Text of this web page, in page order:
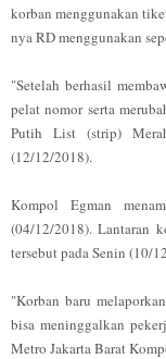
korban menggunakan
nya RD menggunakan
"Setelah berhasil
pelat nomor serta
Putih List (strip)
(12/12/2018).
Kompol Egman
(04/12/2018). Lantaran
tersebut pada Senin (10/
"Korban baru
bisa meninggalkan
Metro Jakarta Barat